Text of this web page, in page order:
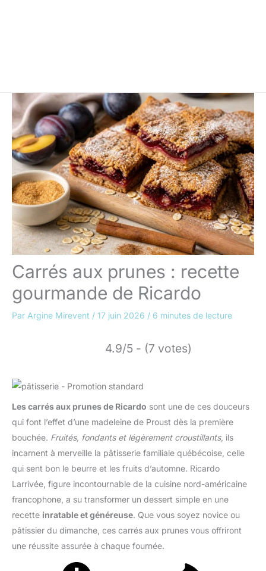
Carrés aux prunes : recette
gourmande de Ricardo
Par Argine Mirevent / 17 juin 2026 / 6 minutes de lecture
4.9/5 - (7 votes)
Les carrés aux prunes de Ricardo sont une de ces douceurs
qui font l’effet d’une madeleine de Proust dès la première
bouchée. Fruités, fondants et légèrement croustillants, ils
incarnent à merveille la pâtisserie familiale québécoise, celle
qui sent bon le beurre et les fruits d’automne. Ricardo
Larrivée, figure incontournable de la cuisine nord-américaine
francophone, a su transformer un dessert simple en une
recette inratable et généreuse. Que vous soyez novice ou
pâtissier du dimanche, ces carrés aux prunes vous offriront
une réussite assurée à chaque fournée.